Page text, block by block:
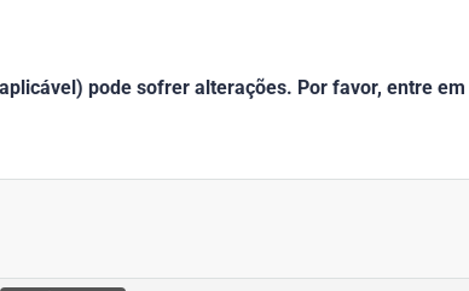
pode sofrer alterações. Por favor, entre em